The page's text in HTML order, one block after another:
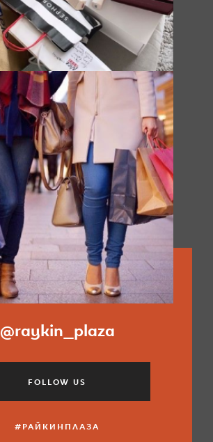
@raykin_plaza
FOLLOW US
#РАЙКИНПЛАЗА